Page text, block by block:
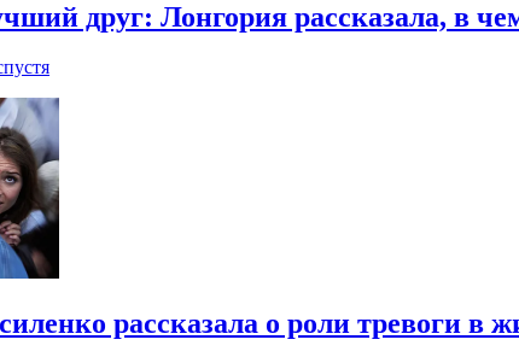
друг: Лонгория рассказала, в чем
рассказала о роли тревоги в